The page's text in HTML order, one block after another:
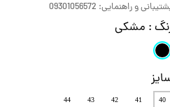
و راهنمایی: 09301056572
: مشکی
40
41
42
43
44